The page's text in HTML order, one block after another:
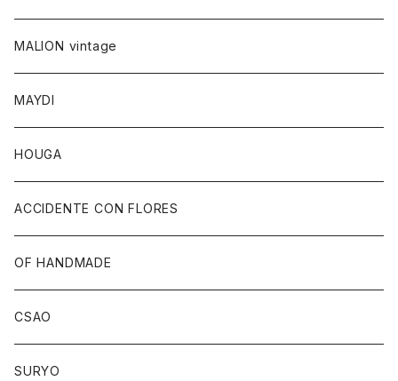
MALION vintage
MAYDI
HOUGA
ACCIDENTE CON FLORES
OF HANDMADE
CSAO
SURYO